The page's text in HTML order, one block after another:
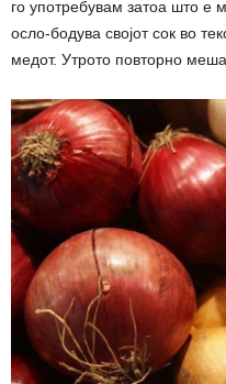
го употребувам затоа што е
осло-бодува својот сок во
медот. Утрото повторно